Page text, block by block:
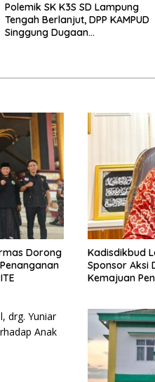
Polemik SK K3S SD Lampung
Tengah Berlanjut, DPP KAMPUD
Singgung Dugaan
Dorong
Kadisdikbud
Sponsor Aksi
Kemajuan